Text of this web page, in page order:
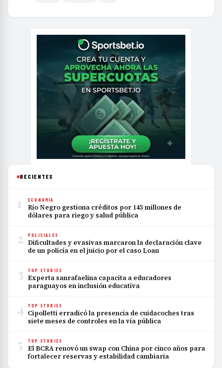
RECIENTES
1 ECONOMÍA
Río Negro gestiona créditos por 145 millones de
dólares para riego y salud pública
2 POLICIALES
Dificultades y evasivas marcaron la declaración clave
de un policía en el juicio por el caso Loan
3 TOP STORIES
Experta sanrafaelina capacita a educadores
paraguayos en inclusión educativa
4 TOP STORIES
Cipolletti erradicó la presencia de cuidacoches tras
siete meses de controles en la vía pública
5 TOP STORIES
El BCRA renovó un swap con China por cinco años para
fortalecer reservas y estabilidad cambiaria